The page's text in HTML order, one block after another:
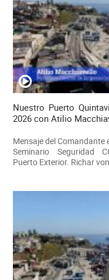
Nuestro Puerto
2026 con Atilio
Mensaje del Comandante
Seminario Seguridad
Puerto Exterior. Richar